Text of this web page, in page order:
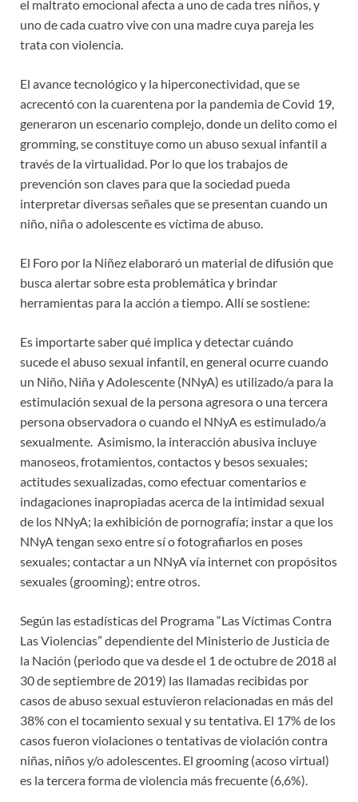
el maltrato emocional afecta a uno de cada tres niños, y
uno de cada cuatro vive con una madre cuya pareja les
trata con violencia.
El avance tecnológico y la hiperconectividad, que se
acrecentó con la cuarentena por la pandemia de Covid 19,
generaron un escenario complejo, donde un delito como el
gromming, se constituye como un abuso sexual infantil a
través de la virtualidad. Por lo que los trabajos de
prevención son claves para que la sociedad pueda
interpretar diversas señales que se presentan cuando un
niño, niña o adolescente es víctima de abuso.
El Foro por la Niñez elaboraró un material de difusión que
busca alertar sobre esta problemática y brindar
herramientas para la acción a tiempo. Allí se sostiene:
Es importarte saber qué implica y detectar cuándo
sucede el abuso sexual infantil, en general ocurre cuando
un Niño, Niña y Adolescente (NNyA) es utilizado/a para la
estimulación sexual de la persona agresora o una tercera
persona observadora o cuando el NNyA es estimulado/a
sexualmente. Asimismo, la interacción abusiva incluye
manoseos, frotamientos, contactos y besos sexuales;
actitudes sexualizadas, como efectuar comentarios e
indagaciones inapropiadas acerca de la intimidad sexual
de los NNyA; la exhibición de pornografía; instar a que los
NNyA tengan sexo entre sí o fotografiarlos en poses
sexuales; contactar a un NNyA vía internet con propósitos
sexuales (grooming); entre otros.
Según las estadísticas del Programa “Las Víctimas Contra
Las Violencias” dependiente del Ministerio de Justicia de
la Nación (periodo que va desde el 1 de octubre de 2018 al
30 de septiembre de 2019) las llamadas recibidas por
casos de abuso sexual estuvieron relacionadas en más del
38% con el tocamiento sexual y su tentativa. El 17% de los
casos fueron violaciones o tentativas de violación contra
niñas, niños y/o adolescentes. El grooming (acoso virtual)
es la tercera forma de violencia más frecuente (6,6%).